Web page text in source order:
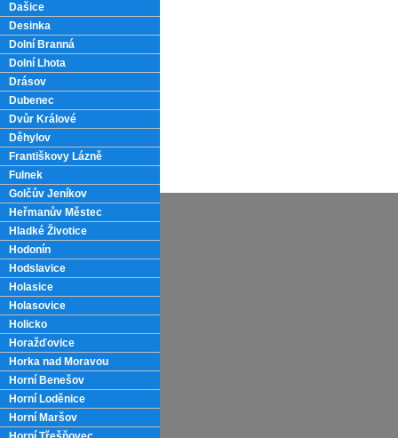
Dašice
Desinka
Dolní Branná
Dolní Lhota
Drásov
Dubenec
Dvůr Králové
Děhylov
Františkovy Lázně
Fulnek
Golčův Jeníkov
Heřmanův Městec
Hladké Životice
Hodonín
Hodslavice
Holasice
Holasovice
Holicko
Horažďovice
Horka nad Moravou
Horní Benešov
Horní Loděnice
Horní Maršov